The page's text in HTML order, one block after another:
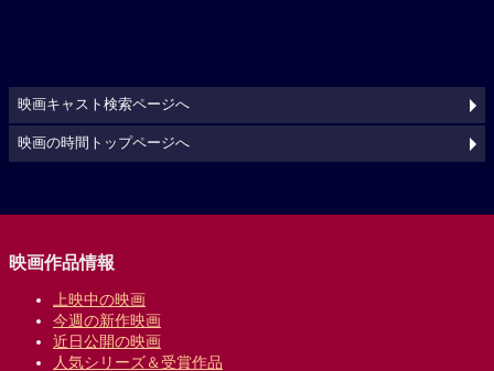
映画キャスト検索ページへ
映画の時間トップページへ
映画作品情報
上映中の映画
今週の新作映画
近日公開の映画
人気シリーズ＆受賞作品